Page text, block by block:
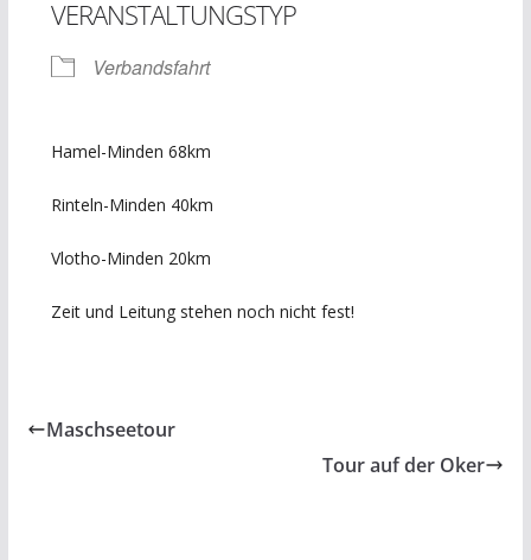
VERANSTALTUNGSTYP
Verbandsfahrt
Hamel-Minden 68km
Rinteln-Minden 40km
Vlotho-Minden 20km
Zeit und Leitung stehen noch nicht fest!
Maschseetour
Tour auf der Oker